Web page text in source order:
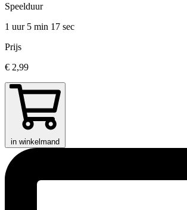
Speelduur
1 uur 5 min 17 sec
Prijs
€ 2,99
in winkelmand